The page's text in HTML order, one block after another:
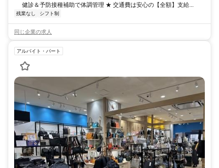
健診＆予防接種補助で体調管理 ★ 交通費は安心の【全額】支給...
残業なし シフト制
同じ企業の求人
アルバイト・パート